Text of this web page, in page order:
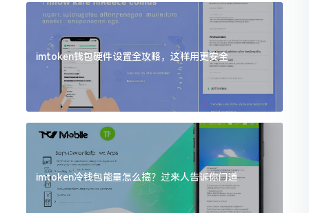
imtoken钱包硬件设置全攻略，这样用更安全
imtoken冷钱包能量怎么搞？过来人告诉你门道